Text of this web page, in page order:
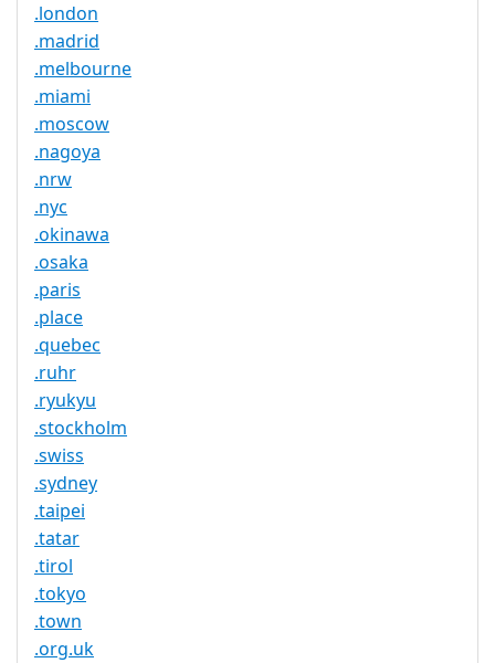
.london
.madrid
.melbourne
.miami
.moscow
.nagoya
.nrw
.nyc
.okinawa
.osaka
.paris
.place
.quebec
.ruhr
.ryukyu
.stockholm
.swiss
.sydney
.taipei
.tatar
.tirol
.tokyo
.town
.org.uk